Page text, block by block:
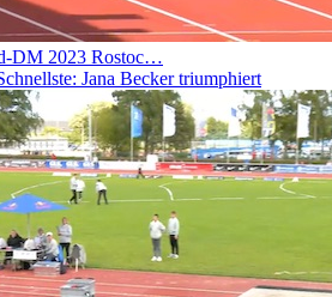
DM 2023 Rostoc…
Jana Becker triumphiert